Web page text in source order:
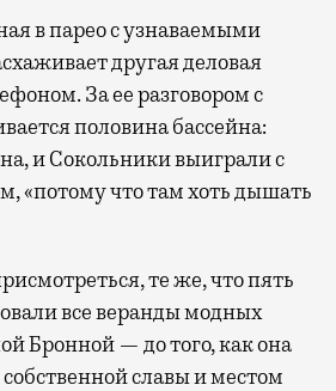
в парео с узнаваемыми
другая деловая
За ее разговором с
половина бассейна:
и Сокольники выиграли с
«потому что там хоть дышать
те же, что пять
все веранды модных
Бронной — до того, как она
славы и местом